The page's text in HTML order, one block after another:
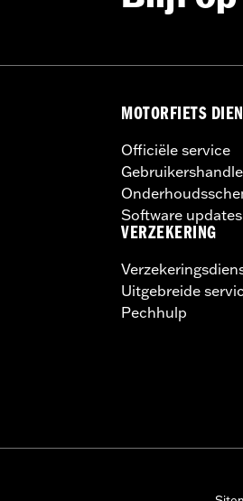
MOTORFIETS
Officiële service
Software updates
VERZEKERING
Uitgebreide
Pechhulp